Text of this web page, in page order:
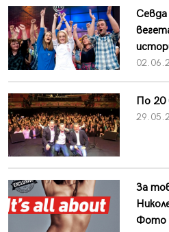
По 20
За
Фото